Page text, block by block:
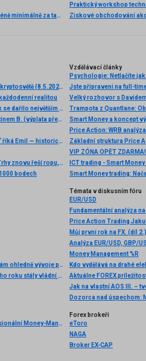
Zásobníky s plynem jsou v EU naplněny nejméně minimálně za takřka dvě desetiletí, špatná je situace také v ČR. Tuzemské domácnosti a firmy se mohou dočkat citelně vyšších účtů za energie
Krypto šeptanda: Co přinesl poslední týden v kryptosvětě (8.5.2026)
realitou
Výsledková sezóna je prakticky za námi. Jak se dařilo největším společnostem?
Psychologie prop tradingu: Rozhovor s Martinem B. (výplata přes 4 000 €)
„Short na Nasdaqu mi dal obrovský náskok,“ říká Emil — historicky první vítěz Fintokei Trading Race
Pokračování jednání USA a Íránu je nejisté. Trhy znovu řeší ropu, inflaci i další vývoj v Hormuzu
bodech
Vzdělávací články
Psychologie: Netlačíte
Jste připraveni na full-
Trampota z Quantlane:
Smart Money a koncept
Price Action: WRB analýza
Základní struktura Price
VIP ZÓNA OPĚT ZDARMA!
ICT trading - Smart
Smart Money trading:
Komodity: Ropa výrazně zlevňuje kvůli obavám ohledně vývoje poptávky
Analytici: Za zlepšením HDP v závěru loňského roku stály vládní výdaje
Témata v diskusním fóru
EUR/USD
Fundamentální analýza
Price Action Trading
Můj první rok na FX. (díl 2.)
Money Management %R
Kdo vydělává na drahé
Aktuálne FOREX
Jak na vlastní AOS III. –
Dozorca nad úspechom:
Nový seminář: Psychologie tradingu a profesionální Money-Management
Forex brokeři
eToro
NAGA
Broker EX-CAP